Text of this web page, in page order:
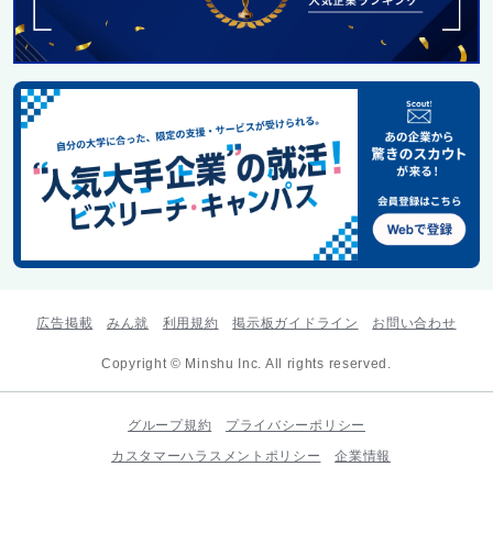
広告掲載 みん就 利用規約 掲示板ガイドライン お問い合わせ
Copyright © Minshu Inc. All rights reserved.
グループ規約
プライバシーポリシー
カスタマーハラスメントポリシー
企業情報